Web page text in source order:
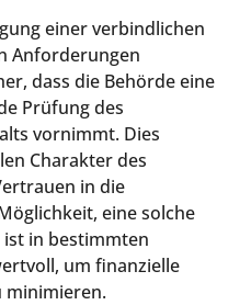
einer verbindlichen
Anforderungen
dass die Behörde eine
Prüfung des
vornimmt. Dies
Charakter des
in die
eine solche
in bestimmten
um finanzielle
minimieren.